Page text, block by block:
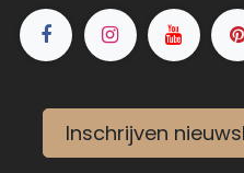
Inschrijven